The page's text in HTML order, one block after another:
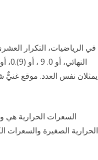
يمثلان نفس العدد. موقع غنيٌّ
السعرات الحرارية هي
الحرارية الصغيرة والسعرات